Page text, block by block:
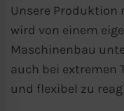
Unsere
wird von einem
Maschinenbau
auch bei extremen
und flexibel zu